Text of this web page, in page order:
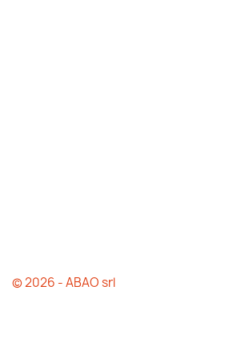
© 2026 - ABAO srl